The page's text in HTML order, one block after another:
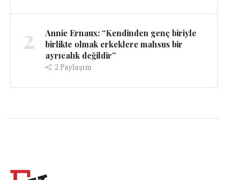
2
Annie Ernaux: “Kendinden genç biriyle
birlikte olmak erkeklere mahsus bir
ayrıcalık değildir”
2 Paylaşım